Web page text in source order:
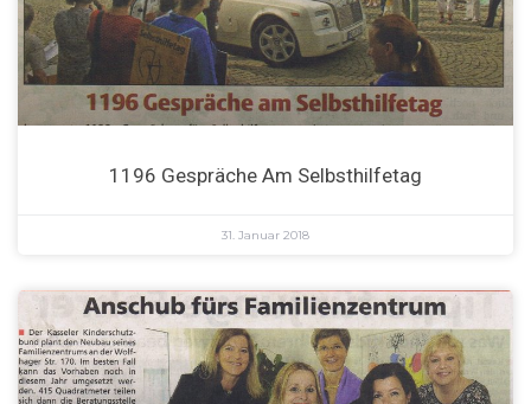
1196 Gespräche Am Selbsthilfetag
31. Januar 2018